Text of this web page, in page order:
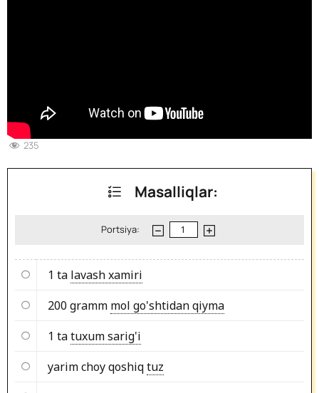
235
Masalliqlar:
Portsiya:
1 ta lavash xamiri
200 gramm mol go'shtidan qiyma
1 tatuxum sarig'i
yarim choy qoshiqtuz